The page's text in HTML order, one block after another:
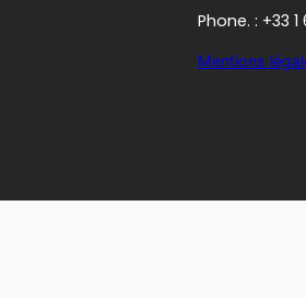
Phone. : +33
Mentions